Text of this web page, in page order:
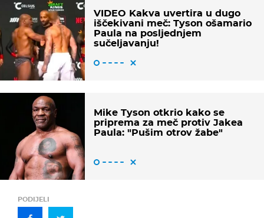
VIDEO Kakva uvertira u dugo
iščekivani meč: Tyson ošamario
Paula na posljednjem
sučeljavanju!
Mike Tyson otkrio kako se
priprema za meč protiv Jakea
Paula: "Pušim otrov žabe"
PODIJELI